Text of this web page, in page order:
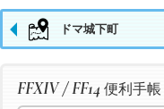
ドマ城下町
FFXIV / FF14 便利手帳